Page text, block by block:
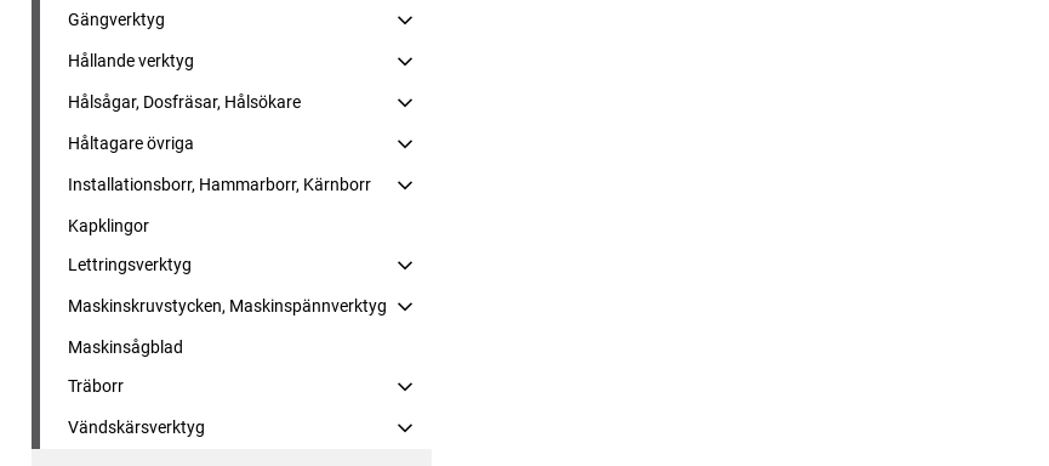
Gängverktyg
Hållande verktyg
Hålsågar, Dosfräsar, Hålsökare
Håltagare övriga
Installationsborr, Hammarborr, Kärnborr
Kapklingor
Lettringsverktyg
Maskinskruvstycken, Maskinspännverktyg
Maskinsågblad
Träborr
Vändskärsverktyg